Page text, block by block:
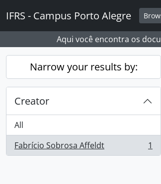
IFRS - Campus Porto Alegre
Aqui você encontra os
Narrow your results by:
Creator
All
Fabrício Sobrosa Affeldt
, 1 results 1